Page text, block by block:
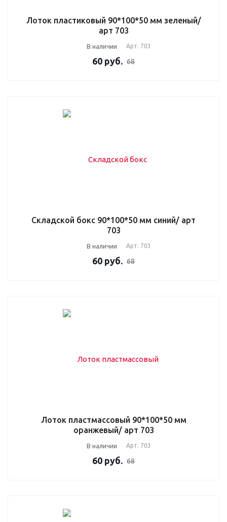
Лоток пластиковый 90*100*50 мм зеленый/
арт 703
В наличии Арт. 703
60 руб. 68
Складской бокс 90*100*50 мм синий/ арт
703
В наличии Арт. 703
60 руб. 68
Лоток пластмассовый 90*100*50 мм
оранжевый/ арт 703
В наличии Арт. 703
60 руб. 68